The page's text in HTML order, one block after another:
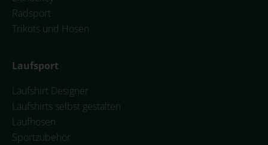
Radsport
Trikots und Hosen
Laufsport
Laufshirt Designer
Laufshirts selbst gestalten
Laufhosen
Sportzubehör